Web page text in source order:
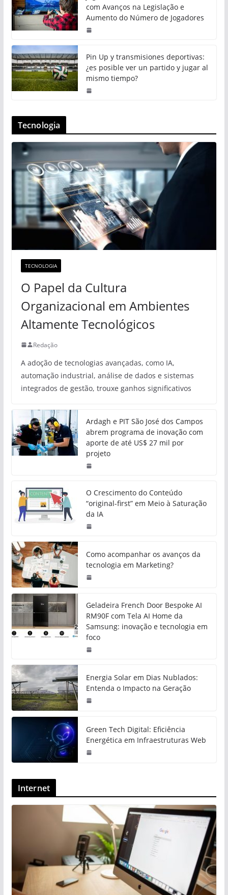
com Avanços na Legislação e
Aumento do Número de Jogadores
Pin Up y transmisiones deportivas:
¿es posible ver un partido y jugar al
mismo tiempo?
Tecnologia
TECNOLOGIA
O Papel da Cultura
Organizacional em Ambientes
Altamente Tecnológicos
Redação
A adoção de tecnologias avançadas, como IA,
automação industrial, análise de dados e sistemas
integrados de gestão, trouxe ganhos significativos
Ardagh e PIT São José dos Campos
abrem programa de inovação com
aporte de até US$ 27 mil por
projeto
O Crescimento do Conteúdo
“original-first” em Meio à Saturação
da IA
Como acompanhar os avanços da
tecnologia em Marketing?
Geladeira French Door Bespoke AI
RM90F com Tela AI Home da
Samsung: inovação e tecnologia em
foco
Energia Solar em Dias Nublados:
Entenda o Impacto na Geração
Green Tech Digital: Eficiência
Energética em Infraestruturas Web
Internet